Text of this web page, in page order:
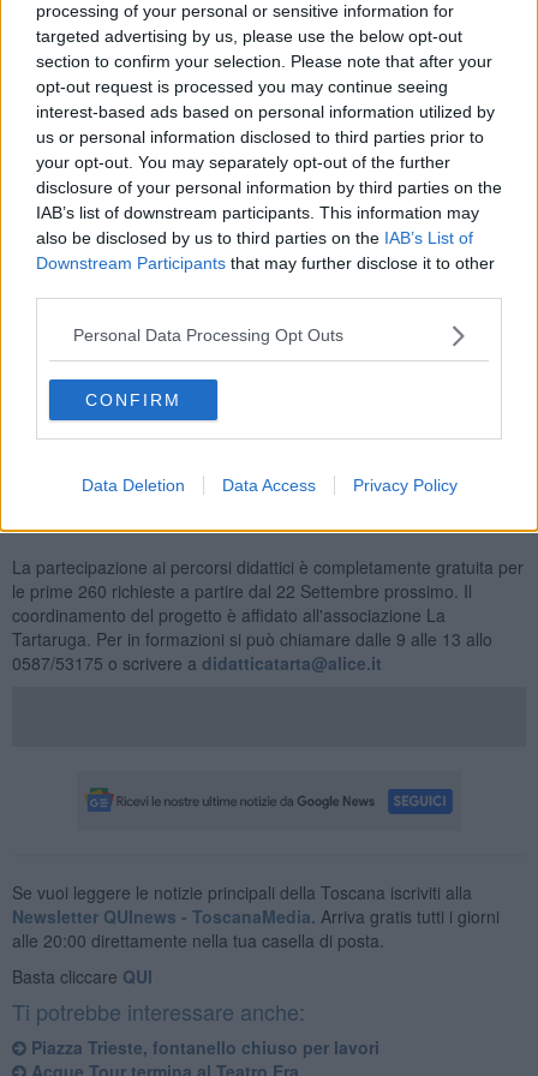
processing of your personal or sensitive information for
targeted advertising by us, please use the below opt-out
section to confirm your selection. Please note that after your
opt-out request is processed you may continue seeing
interest-based ads based on personal information utilized by
us or personal information disclosed to third parties prior to
your opt-out. You may separately opt-out of the further
disclosure of your personal information by third parties on the
IAB’s list of downstream participants. This information may
also be disclosed by us to third parties on the IAB’s List of
Downstream Participants that may further disclose it to other
Personal Data Processing Opt Outs
CONFIRM
Data Deletion Data Access Privacy Policy
quello di diffondere tra i cittadini più giovani la conoscenza degli
aspetti naturali e tecnologici del ciclo idrico, di accrescere in loro la
consapevolezza del valore dell'acqua, di aiutarli a promuovere una
cultura di rispetto e salvaguardia di questo bene primario. Giunto
alla tredicesima edizione, Acque Tour ogni anno coinvolge circa
6mila studenti.
Il progetto si articola in centinaia d'interventi da parte di esperti del
settore, tra lezioni in classe, gite naturalistiche e visite guidate agli
impianti ed agli acquedotti: dalle centrali idriche di
Bientina ed Empoli, ai depuratori di Cascine di Buti, Paganico
Per i più piccoli sono state ideate soluzioni particolari
che utilizzano favole e laboratori teatrali per avvicinare i bambini
al tema dell'acqua in modo semplice e spontaneo. Ogni anno
vengono introdotte alcune novità: per questo anno scolastico, ad
esempio, alcuni laboratori utilizzeranno la metodologia del gioco di
sono stati organizzati nuovi percorsi come quello storico e
sensoriale. Ad Acque Tour è inoltre abbinato il concorso "Buona da
Bere", che premia le classi che nel corso dell'anno hanno realizzato
i migliori elaborati sul tema dell'acqua; le premiazioni avvengono in
La partecipazione ai percorsi didattici è completamente gratuita per
le prime 260 richieste a partire dal 22 Settembre prossimo. Il
coordinamento del progetto è affidato all'associazione La
Tartaruga. Per in formazioni si può chiamare dalle 9 alle 13 allo
0587/53175 o scrivere a didatticatarta@alice.it
Se vuoi leggere le notizie principali della Toscana iscriviti alla
Newsletter QUInews - ToscanaMedia. Arriva gratis tutti i giorni
alle 20:00 direttamente nella tua casella di posta.
Basta cliccare QUI
Ti potrebbe interessare anche:
Piazza Trieste, fontanello chiuso per lavori
Acque Tour termina al Teatro Era